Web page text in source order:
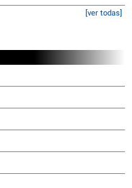
[ver todas]